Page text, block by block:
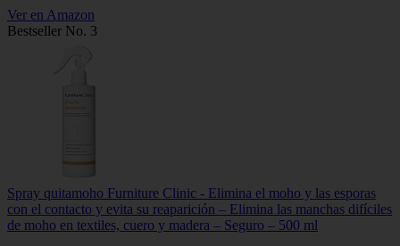
Ver en Amazon
Bestseller No. 3
Spray quitamoho Furniture Clinic - Elimina el moho y las esporas
con el contacto y evita su reaparición – Elimina las manchas difíciles
de moho en textiles, cuero y madera – Seguro – 500 ml